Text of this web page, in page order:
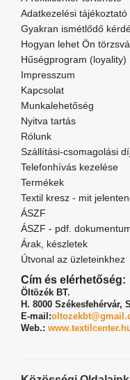
Adatkezelési tájékoztató
Gyakran ismétlődő
Hogyan lehet Ön
Hűségprogram (loyality)
Impresszum
Kapcsolat
Munkalehetőség
Nyitva tartás
Rólunk
Szállítási-csomagolási
Telefonhívás kezelése
Termékek
Textil kresz - mit
ÁSZF
ÁSZF - pdf.
Árak, készletek
Útvonal az üzleteinkhez
Cím és elérhetőség:
Öltözék BT.
H. 8000 Székesfehérvár,
E-mail:
Web.: